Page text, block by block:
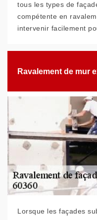
tous les types de
compétente en
intervenir facilement
Ravalement de mur
Lorsque les façades